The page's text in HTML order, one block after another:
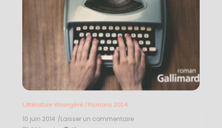
Littérature étrangère/ Romans 2014
10 juin 2014 /Laisser un commentaireon